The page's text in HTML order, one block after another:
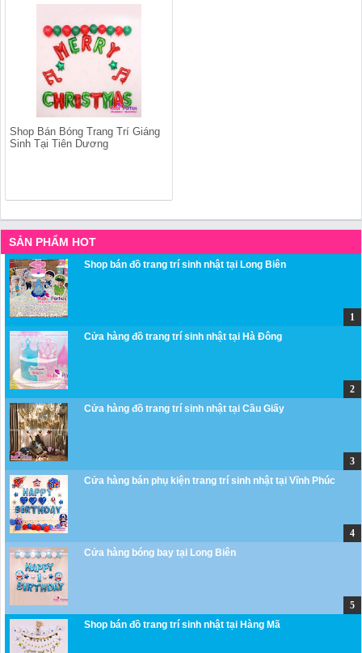
Shop Bán Bóng Trang Trí Giáng
Sinh Tại Tiên Dương
SẢN PHẨM HOT
Shop bán đồ trang trí sinh nhật tại Long Biên
Cửa hàng đồ trang trí sinh nhật tại Hà Đông
Cửa hàng đồ trang trí sinh nhật tại Cầu Giấy
Cửa hàng bán phụ kiện trang trí sinh nhật tại Vĩnh Phúc
Cửa hàng bóng bay tại Long Biên
Shop bán đồ trang trí sinh nhật tại Hàng Mã